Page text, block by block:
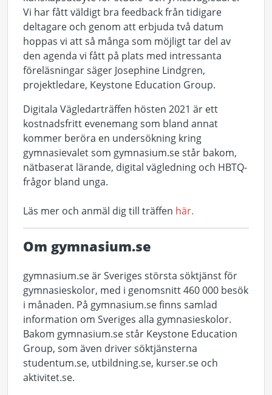
Vi har fått väldigt bra feedback från tidigare
deltagare och genom att erbjuda två datum
hoppas vi att så många som möjligt tar del av
den agenda vi fått på plats med intressanta
föreläsningar säger Josephine Lindgren,
projektledare, Keystone Education Group.
Digitala Vägledarträffen hösten 2021 är ett
kostnadsfritt evenemang som bland annat
kommer beröra en undersökning kring
gymnasievalet som gymnasium.se står bakom,
nätbaserat lärande, digital vägledning och HBTQ-
frågor bland unga.
Läs mer och anmäl dig till träffen här.
Om gymnasium.se
gymnasium.se är Sveriges största söktjänst för
gymnasieskolor, med i genomsnitt 460 000 besök
i månaden. På gymnasium.se finns samlad
information om Sveriges alla gymnasieskolor.
Bakom gymnasium.se står Keystone Education
Group, som även driver söktjänsterna
studentum.se, utbildning.se, kurser.se och
aktivitet.se.